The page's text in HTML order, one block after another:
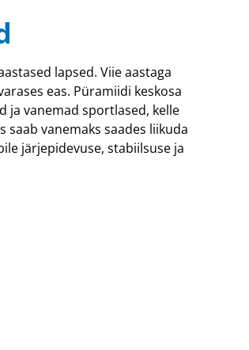
lapsed. Viie aastaga
eas. Püramiidi keskosa
ja vanemad sportlased, kelle
vanemaks saades liikuda
järjepidevuse, stabiilsuse ja